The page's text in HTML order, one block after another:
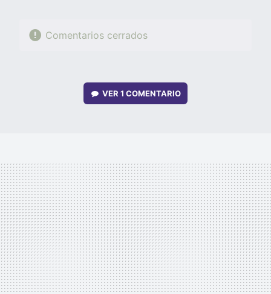
Comentarios cerrados
VER 1 COMENTARIO